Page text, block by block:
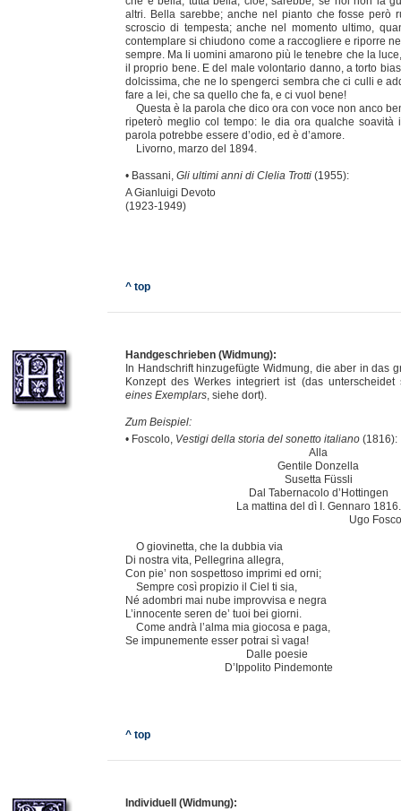
altri. Bella sarebbe; anche nel pianto che fosse però
scroscio di tempesta; anche nel momento ultimo,
contemplare si chiudono come a raccogliere e riporre
sempre. Ma li uomini amarono più le tenebre che la
il proprio bene. E del male volontario danno, a torto
dolcissima, che ne lo spengerci sembra che ci culli e
fare a lei, che sa quello che fa, e ci vuol bene!
Questa è la parola che dico ora con voce non anco
ripeterò meglio col tempo: le dia ora qualche soavità
parola potrebbe essere d’odio, ed è d’amore.
Livorno, marzo del 1894.
• Bassani, Gli ultimi anni di Clelia Trotti (1955):
A Gianluigi Devoto
(1923-1949)
^ top
Handgeschrieben (Widmung):
In Handschrift hinzugefügte Widmung, die aber in das
Konzept des Werkes integriert ist (das
eines Exemplars, siehe dort).
Zum Beispiel:
• Foscolo, Vestigi della storia del sonetto italiano (1816):
Alla
Gentile Donzella
Susetta Füssli
Dal Tabernacolo d’Hottingen
La mattina del dì I. Gennaro 1816.
Ugo
O giovinetta, che la dubbia via
Di nostra vita, Pellegrina allegra,
Con pie’ non sospettoso imprimi ed orni;
Sempre così propizio il Ciel ti sia,
Né adombri mai nube improvvisa e negra
L’innocente seren de’ tuoi bei giorni.
Come andrà l’alma mia giocosa e paga,
Se impunemente esser potrai sì vaga!
Dalle poesie
D’Ippolito Pindemonte
^ top
Individuell (Widmung):